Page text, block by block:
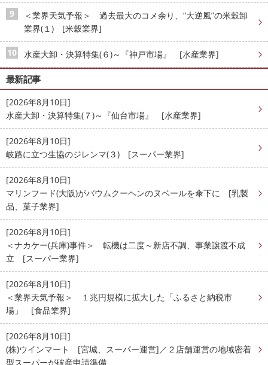
＜業界天気予報＞ 過去最大のコメ余り、“大逆風”の米穀卸
業界(１) [米穀業界]
水産大卸・決算特集(６)～『神戸市場』 [水産業界]
最新記事
[2026年8月10日]
水産大卸・決算特集(７)～『仙台市場』 [水産業界]
[2026年8月10日]
岐路に立つ生協のジレンマ(３) [スーパー業界]
[2026年8月10日]
マリンフード(大阪)がバウムクーヘンのヌベールを傘下に [乳製
品、菓子業界]
[2026年8月10日]
＜ナカケー(兵庫)事件＞ 転機は二度～新店不調、事業譲渡不成
立 [スーパー業界]
[2026年8月10日]
＜業界天気予報＞ １兆円規模に拡大した「ふるさと納税市
場」 [食品業界]
[2026年8月10日]
(株)ウインマート [宮城、スーパー運営]／２店舗運営の地域密着
型スーパーが破産申請準備